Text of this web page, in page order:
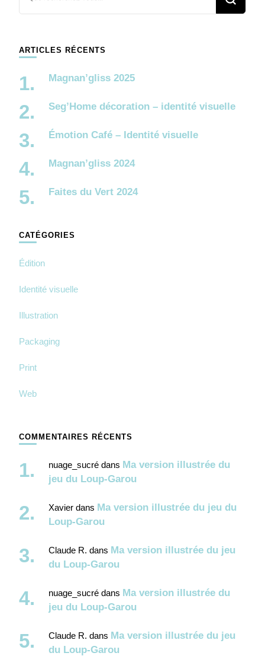
ARTICLES RÉCENTS
Magnan’gliss 2025
Seg’Home décoration – identité visuelle
Émotion Café – Identité visuelle
Magnan’gliss 2024
Faites du Vert 2024
CATÉGORIES
Édition
Identité visuelle
Illustration
Packaging
Print
Web
COMMENTAIRES RÉCENTS
nuage_sucré dans Ma version illustrée du
jeu du Loup-Garou
Xavier dans Ma version illustrée du jeu du
Loup-Garou
Claude R. dans Ma version illustrée du jeu
du Loup-Garou
nuage_sucré dans Ma version illustrée du
jeu du Loup-Garou
Claude R. dans Ma version illustrée du jeu
du Loup-Garou